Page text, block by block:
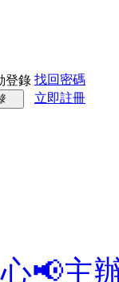
登錄 找回密碼
立即註冊
📢主